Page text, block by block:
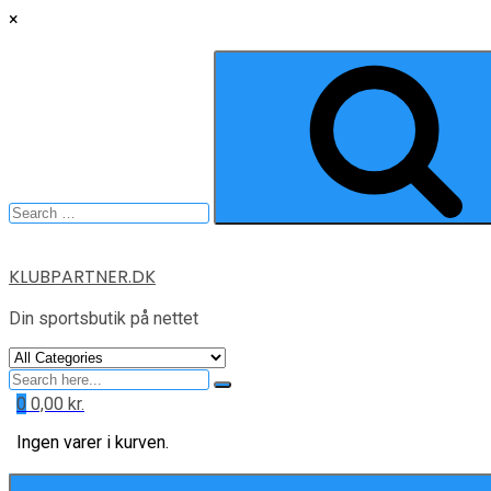
×
Skip
content
KLUBPARTNER.DK
Din sportsbutik på nettet
Search
for
0 0,00 kr.
Ingen varer i kurven.